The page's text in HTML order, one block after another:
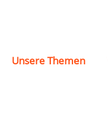
Unsere Themen